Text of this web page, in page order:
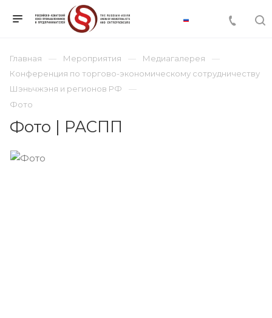
Главная Мероприятия
Медиагалерея
Конференция по торгово-экономическому сотрудничеству
Шэньчжэня и регионов РФ
Фото
Фото | РАСПП